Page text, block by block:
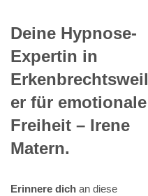
Deine Hypnose-
Expertin in
Erkenbrechtsweil
er für emotionale
Freiheit – Irene
Matern.
Erinnere dich an diese